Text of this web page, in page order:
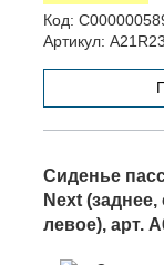
Код:
Артикул:
Сиденье
Next
левое), арт.